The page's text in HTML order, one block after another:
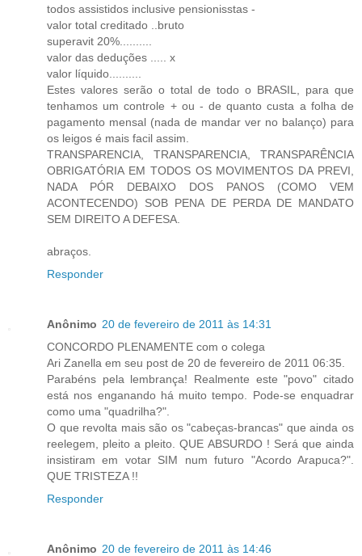
todos assistidos inclusive pensionisstas -
valor total creditado ..bruto
superavit 20%..........
valor das deduções ..... x
valor líquido..........
Estes valores serão o total de todo o BRASIL, para que
tenhamos um controle + ou - de quanto custa a folha de
pagamento mensal (nada de mandar ver no balanço) para
os leigos é mais facil assim.
TRANSPARENCIA, TRANSPARENCIA, TRANSPARÊNCIA
OBRIGATÓRIA EM TODOS OS MOVIMENTOS DA PREVI,
NADA PÓR DEBAIXO DOS PANOS (COMO VEM
ACONTECENDO) SOB PENA DE PERDA DE MANDATO
SEM DIREITO A DEFESA.
abraços.
Responder
Anônimo 20 de fevereiro de 2011 às 14:31
CONCORDO PLENAMENTE com o colega
Ari Zanella em seu post de 20 de fevereiro de 2011 06:35.
Parabéns pela lembrança! Realmente este "povo" citado
está nos enganando há muito tempo. Pode-se enquadrar
como uma "quadrilha?".
O que revolta mais são os "cabeças-brancas" que ainda os
reelegem, pleito a pleito. QUE ABSURDO ! Será que ainda
insistiram em votar SIM num futuro "Acordo Arapuca?".
QUE TRISTEZA !!
Responder
Anônimo 20 de fevereiro de 2011 às 14:46